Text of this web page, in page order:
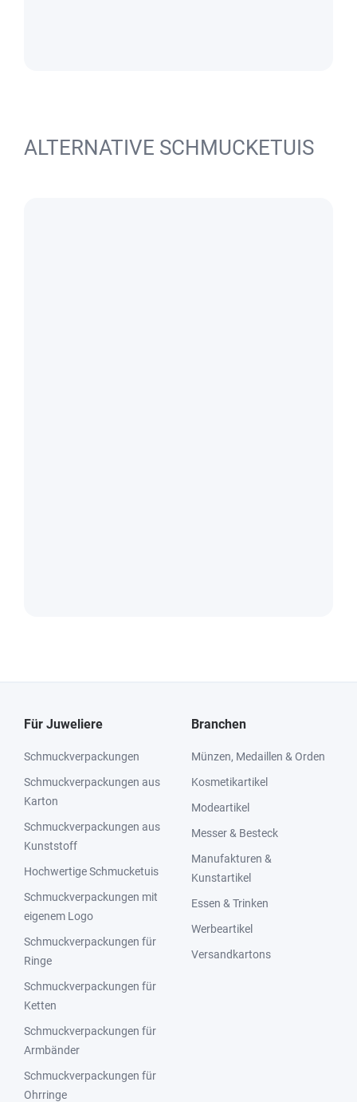
ALTERNATIVE SCHMUCKETUIS
Für Juweliere
Schmuckverpackungen
Schmuckverpackungen aus
Karton
Schmuckverpackungen aus
Kunststoff
Hochwertige Schmucketuis
Schmuckverpackungen mit
eigenem Logo
Schmuckverpackungen für
Ringe
Schmuckverpackungen für
Ketten
Schmuckverpackungen für
Armbänder
Schmuckverpackungen für
Ohrringe
Branchen
Münzen, Medaillen & Orden
Kosmetikartikel
Modeartikel
Messer & Besteck
Manufakturen &
Kunstartikel
Essen & Trinken
Werbeartikel
Versandkartons